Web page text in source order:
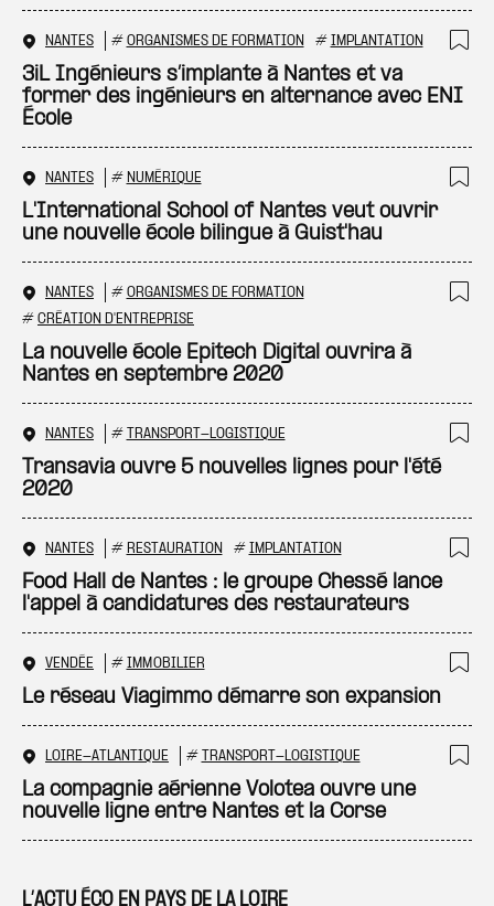
L’ACTU ÉCO EN PAYS DE LA LOIRE
NANTES # ORGANISMES DE FORMATION # IMPLANTATION
3iL Ingénieurs s’implante à Nantes et va
former des ingénieurs en alternance avec ENI
École
NANTES # NUMÉRIQUE
L'International School of Nantes veut ouvrir
une nouvelle école bilingue à Guist'hau
NANTES # ORGANISMES DE FORMATION
# CRÉATION D'ENTREPRISE
La nouvelle école Epitech Digital ouvrira à
Nantes en septembre 2020
NANTES # TRANSPORT-LOGISTIQUE
Transavia ouvre 5 nouvelles lignes pour l'été
2020
NANTES # RESTAURATION # IMPLANTATION
Food Hall de Nantes : le groupe Chessé lance
l'appel à candidatures des restaurateurs
VENDÉE # IMMOBILIER
Le réseau Viagimmo démarre son expansion
LOIRE-ATLANTIQUE # TRANSPORT-LOGISTIQUE
La compagnie aérienne Volotea ouvre une
nouvelle ligne entre Nantes et la Corse